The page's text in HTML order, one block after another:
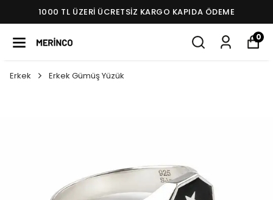
1000 TL ÜZERI ÜCRETSIZ KARGO KAPIDA ÖDEME
0
Erkek Erkek Gümüş Yüzük